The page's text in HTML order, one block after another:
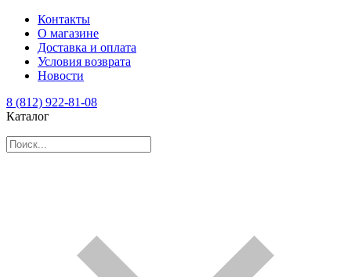
Контакты
О магазине
Доставка и оплата
Условия возврата
Новости
8 (812) 922-81-08
Каталог